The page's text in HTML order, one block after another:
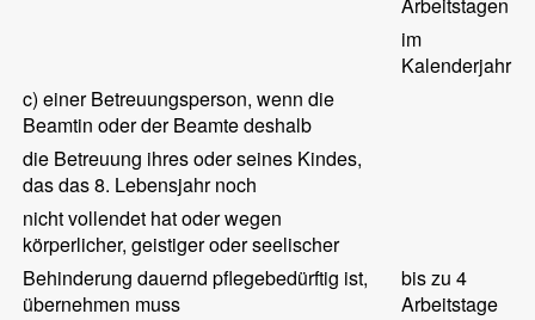
Arbeitstagen
im
Kalenderjahr
c) einer Betreuungsperson, wenn die
Beamtin oder der Beamte deshalb
die Betreuung ihres oder seines Kindes,
das das 8. Lebensjahr noch
nicht vollendet hat oder wegen
körperlicher, geistiger oder seelischer
Behinderung dauernd pflegebedürftig ist,
übernehmen muss
bis zu 4
Arbeitstage